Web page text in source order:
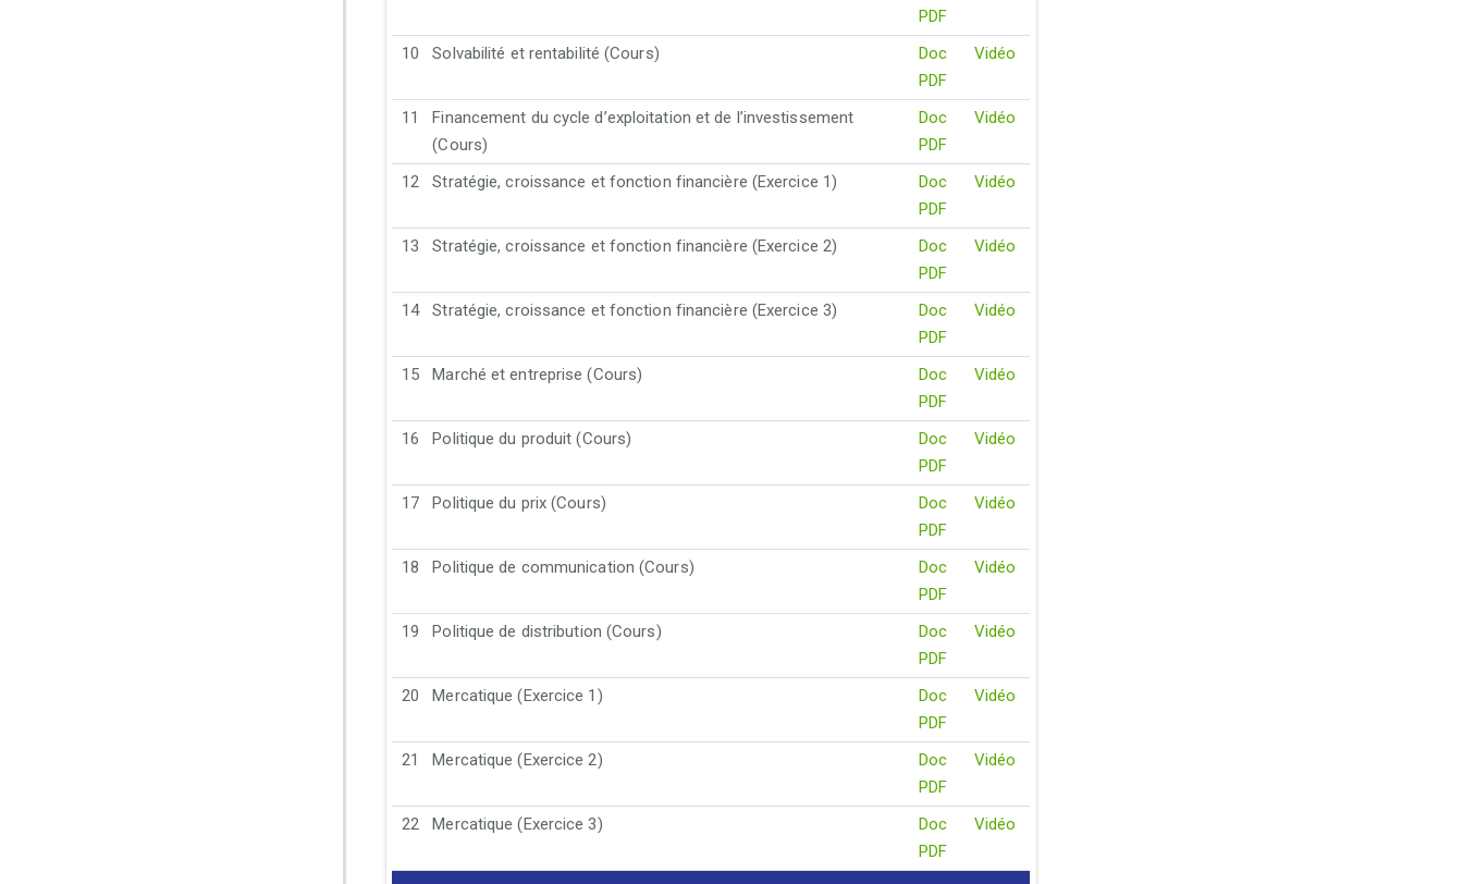
PDF
10 Solvabilité et rentabilité (Cours)
Doc
PDF
Vidéo
11
Financement du cycle d’exploitation et de l’investissement
(Cours)
Doc
PDF
Vidéo
12 Stratégie, croissance et fonction financière (Exercice 1)
Doc
PDF
Vidéo
13 Stratégie, croissance et fonction financière (Exercice 2)
Doc
PDF
Vidéo
14 Stratégie, croissance et fonction financière (Exercice 3)
Doc
PDF
Vidéo
15 Marché et entreprise (Cours)
Doc
PDF
Vidéo
16 Politique du produit (Cours)
Doc
PDF
Vidéo
17 Politique du prix (Cours)
Doc
PDF
Vidéo
18 Politique de communication (Cours)
Doc
PDF
Vidéo
19 Politique de distribution (Cours)
Doc
PDF
Vidéo
20 Mercatique (Exercice 1)
Doc
PDF
Vidéo
21 Mercatique (Exercice 2)
Doc
PDF
Vidéo
22 Mercatique (Exercice 3)
Doc
PDF
Vidéo